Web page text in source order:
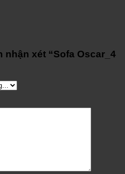
xét “Sofa Oscar_4